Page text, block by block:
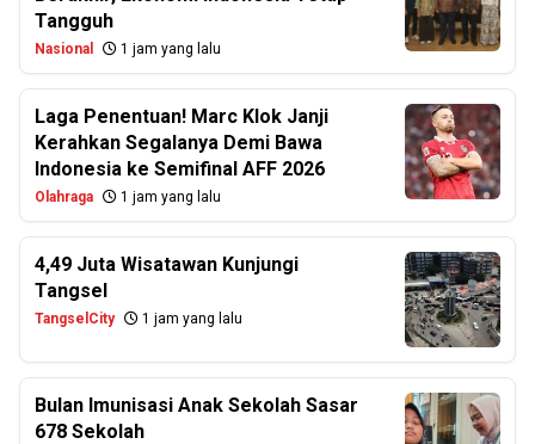
Tangguh
Nasional 1 jam yang lalu
Laga Penentuan! Marc Klok Janji
Kerahkan Segalanya Demi Bawa
Indonesia ke Semifinal AFF 2026
Olahraga 1 jam yang lalu
4,49 Juta Wisatawan Kunjungi
Tangsel
TangselCity 1 jam yang lalu
Bulan Imunisasi Anak Sekolah Sasar
678 Sekolah